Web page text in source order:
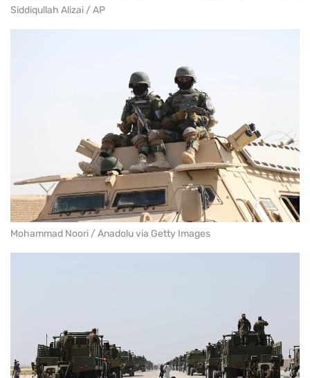
Siddiqullah Alizai / AP
Mohammad Noori / Anadolu via Getty Images